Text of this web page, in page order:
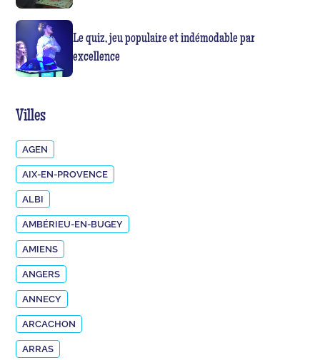
Le quiz, jeu populaire et indémodable par
excellence
Villes
AGEN
AIX-EN-PROVENCE
ALBI
AMBÉRIEU-EN-BUGEY
AMIENS
ANGERS
ANNECY
ARCACHON
ARRAS